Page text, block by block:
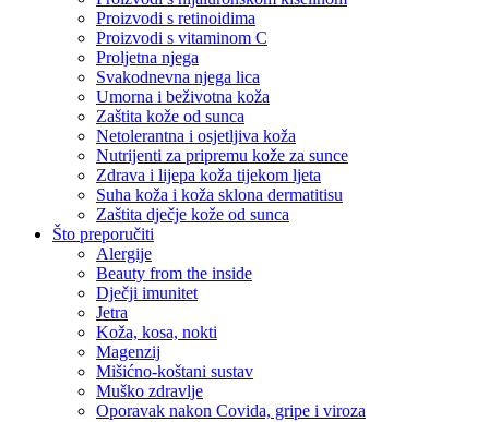
Proizvodi s retinoidima
Proizvodi s vitaminom C
Proljetna njega
Svakodnevna njega lica
Umorna i beživotna koža
Zaštita kože od sunca
Netolerantna i osjetljiva koža
Nutrijenti za pripremu kože za sunce
Zdrava i lijepa koža tijekom ljeta
Suha koža i koža sklona dermatitisu
Zaštita dječje kože od sunca
Što preporučiti
Alergije
Beauty from the inside
Dječji imunitet
Jetra
Koža, kosa, nokti
Magenzij
Mišićno-koštani sustav
Muško zdravlje
Oporavak nakon Covida, gripe i viroza